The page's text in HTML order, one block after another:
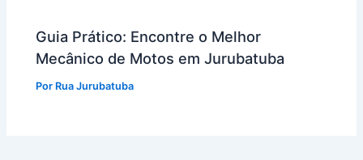
Guia Prático: Encontre o Melhor
Mecânico de Motos em Jurubatuba
Por Rua Jurubatuba